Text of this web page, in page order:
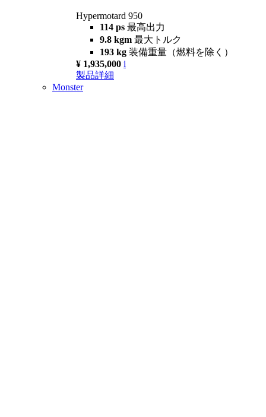
Hypermotard 950
114 ps 最高出力
9.8 kgm 最大トルク
193 kg 装備重量（燃料を除く）
¥ 1,935,000 i
製品詳細
Monster